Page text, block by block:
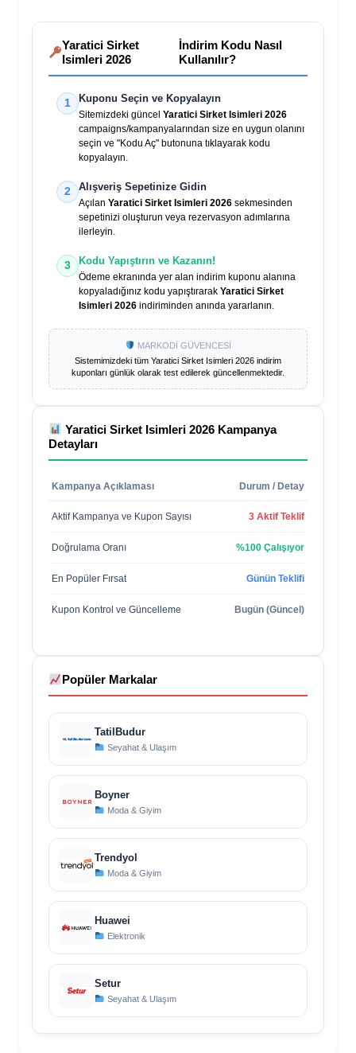
Yaratici Sirket
Isimleri 2026
İndirim Kodu Nasıl
Kullanılır?
1 Kuponu Seçin ve Kopyalayın
Sitemizdeki güncel Yaratici Sirket Isimleri 2026
campaigns/kampanyalarından size en uygun olanını
seçin ve "Kodu Aç" butonuna tıklayarak kodu
kopyalayın.
2 Alışveriş Sepetinize Gidin
Açılan Yaratici Sirket Isimleri 2026 sekmesinden
sepetinizi oluşturun veya rezervasyon adımlarına
ilerleyin.
3 Kodu Yapıştırın ve Kazanın!
Ödeme ekranında yer alan indirim kuponu alanına
kopyaladığınız kodu yapıştırarak Yaratici Sirket
Isimleri 2026 indiriminden anında yararlanın.
MARKODİ GÜVENCESİ
Sistemimizdeki tüm Yaratici Sirket Isimleri 2026 indirim
kuponları günlük olarak test edilerek güncellenmektedir.
Yaratici Sirket Isimleri 2026 Kampanya
Detayları
Kampanya Açıklaması Durum / Detay
Aktif Kampanya ve Kupon Sayısı 3 Aktif Teklif
Doğrulama Oranı %100 Çalışıyor
En Popüler Fırsat Günün Teklifi
Kupon Kontrol ve Güncelleme Bugün (Güncel)
Popüler Markalar
TatilBudur
Seyahat & Ulaşım
Boyner
Moda & Giyim
Trendyol
Moda & Giyim
Huawei
Elektronik
Setur
Seyahat & Ulaşım